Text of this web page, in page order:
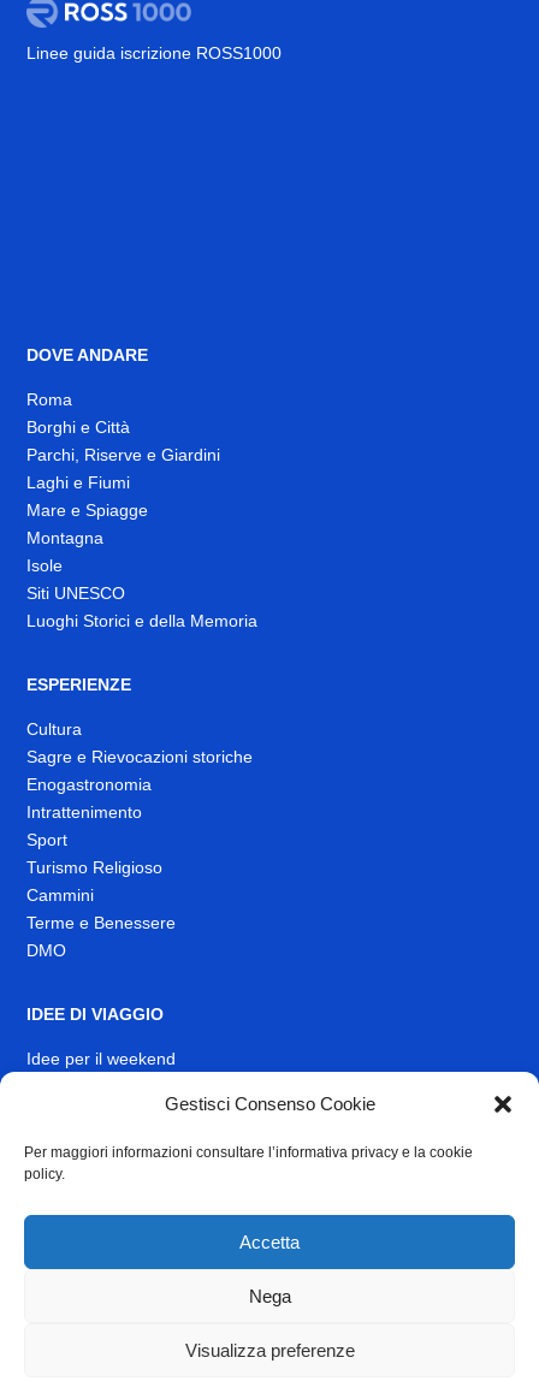
Gestisci Consenso Cookie
Per maggiori informazioni consultare l’informativa privacy e la cookie
policy.
Accetta
Nega
Visualizza preferenze
Linee guida iscrizione ROSS1000
DOVE ANDARE
Roma
Borghi e Città
Parchi, Riserve e Giardini
Laghi e Fiumi
Mare e Spiagge
Montagna
Isole
Siti UNESCO
Luoghi Storici e della Memoria
ESPERIENZE
Cultura
Sagre e Rievocazioni storiche
Enogastronomia
Intrattenimento
Sport
Turismo Religioso
Cammini
Terme e Benessere
DMO
IDEE DI VIAGGIO
Idee per il weekend
INFO
News
Link Utili